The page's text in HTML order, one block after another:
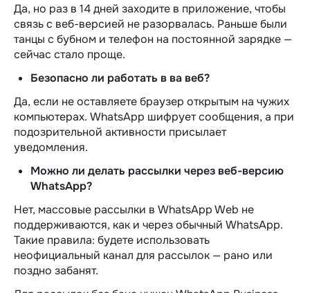
Да, но раз в 14 дней заходите в приложение, чтобы
связь с веб-версией не разорвалась. Раньше были
танцы с бубном и телефон на постоянной зарядке —
сейчас стало проще.
Безопасно ли работать в ва веб?
Да, если не оставляете браузер открытым на чужих
компьютерах. WhatsApp шифрует сообщения, а при
подозрительной активности присылает
уведомления.
Можно ли делать рассылки через веб-версию
WhatsApp?
Нет, массовые рассылки в WhatsApp Web не
поддерживаются, как и через обычный WhatsApp.
Такие правила: будете использовать
неофициальный канал для рассылок — рано или
поздно забанят.